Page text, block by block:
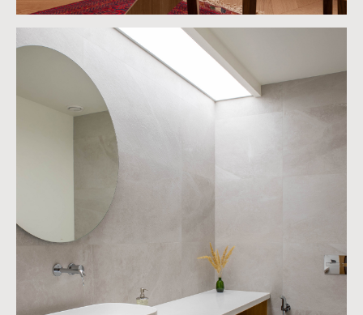
Проекты
Instagram
Facebook
Youtube
© ARC architects 2025